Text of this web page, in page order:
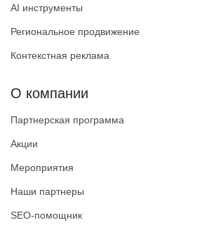
AI инструменты
Региональное продвижение
Контекстная реклама
О компании
Партнерская программа
Акции
Мероприятия
Наши партнеры
SEO-помощник